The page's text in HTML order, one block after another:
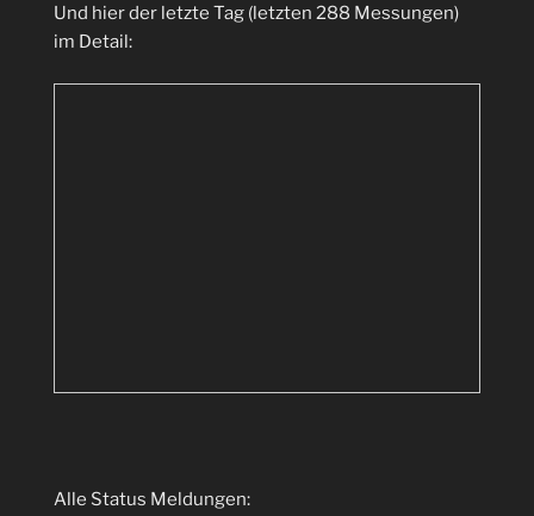
Und hier der letzte Tag (letzten 288 Messungen)
im Detail:
Alle Status Meldungen: